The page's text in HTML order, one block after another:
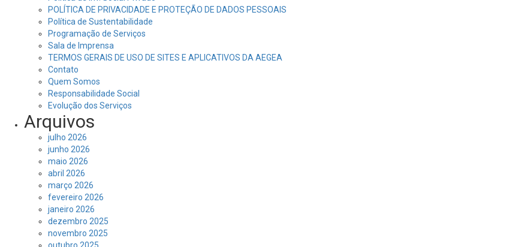
POLÍTICA DE PRIVACIDADE E PROTEÇÃO DE DADOS PESSOAIS
Política de Sustentabilidade
Programação de Serviços
Sala de Imprensa
TERMOS GERAIS DE USO DE SITES E APLICATIVOS DA AEGEA
Contato
Quem Somos
Responsabilidade Social
Evolução dos Serviços
Arquivos
julho 2026
junho 2026
maio 2026
abril 2026
março 2026
fevereiro 2026
janeiro 2026
dezembro 2025
novembro 2025